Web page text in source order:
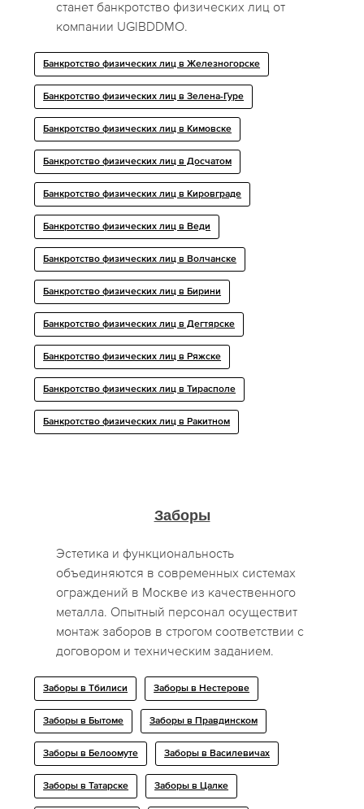
станет банкротство физических лиц от
компании UGIBDDMO.
Банкротство физических лиц в Железногорске
Банкротство физических лиц в Зелена-Гуре
Банкротство физических лиц в Кимовске
Банкротство физических лиц в Досчатом
Банкротство физических лиц в Кировграде
Банкротство физических лиц в Веди
Банкротство физических лиц в Волчанске
Банкротство физических лиц в Бирини
Банкротство физических лиц в Дегтярске
Банкротство физических лиц в Ряжске
Банкротство физических лиц в Тирасполе
Банкротство физических лиц в Ракитном
Заборы
Эстетика и функциональность
объединяются в современных системах
ограждений в Москве из качественного
металла. Опытный персонал осуществит
монтаж заборов в строгом соответствии с
договором и техническим заданием.
Заборы в Тбилиси Заборы в Нестерове
Заборы в Бытоме Заборы в Правдинском
Заборы в Белоомуте Заборы в Василевичах
Заборы в Татарске Заборы в Цалке